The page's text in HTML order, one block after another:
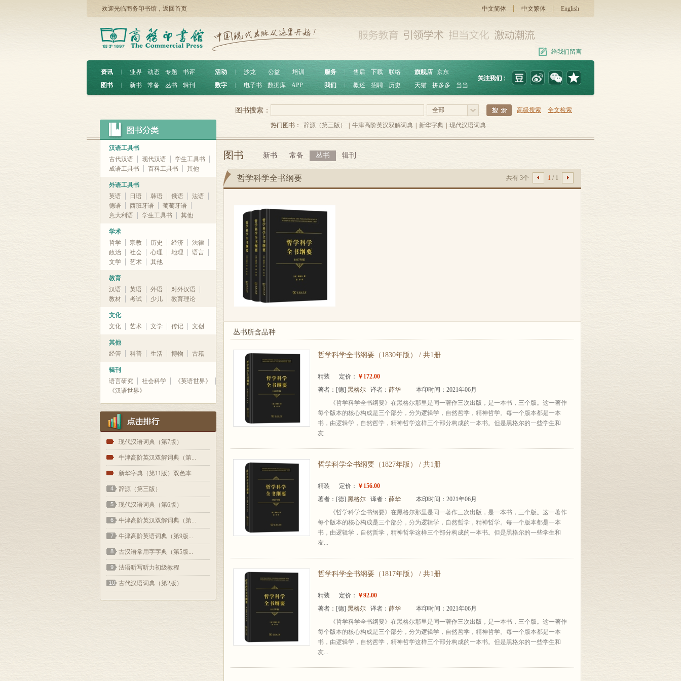
欢迎光临商务印书馆， 返回首页 中文简体 中文繁体 English
给我们留言
资讯 ︱ 业界 动态 专题
书评
图书
︱ 新书 常备 丛书 辑刊
活动 沙龙 公益
培训
数字
电子书 数据库 APP
服务 ︱ 售后 下载
联络
我们
概述 招聘 历史
旗舰店 京东
天猫
拼多多 当当
汉语工具书
古代汉语
现代汉语
学生工具书
成语工具书
百科工具书 其他
外语工具书
英语
日语 韩语 俄语
法语
德语
西班牙语
葡萄牙语
意大利语
学生工具书 其他
学术
哲学
宗教 历史 经济
法律
政治
社会 心理 地理
语言
文学
艺术 其他
教育
汉语
英语 外语
对外汉语
教材
考试 少儿 教育理论
文化
文化
艺术 文学 传记 文创
其他
经管
科普 生活 博物 古籍
辑刊
语言研究
社会科学
《英语世界》
《汉语世界》
1 现代汉语词典（第7版）
2 牛津高阶英汉双解词典（第...
3 新华字典（第11版）双色本
4 辞源（第三版）
5 现代汉语词典（第6版）
6 牛津高阶英汉双解词典（第...
7 牛津高阶英语词典（第9版...
8 古汉语常用字字典（第5版...
9 法语听写听力初级教程
10 古代汉语词典（第2版）
全部 高级搜索 全文检索
图书搜索：
热门图书： 辞源（第三版） 牛津高阶英汉双解词典 新华字典 现代汉语词典
图书 新书 常备 丛书 辑刊
哲学科学全书纲要 共有 3个 1 / 1
丛书所含品种
哲学科学全书纲要（1830年版） / 共1册
精装 定价： ￥172.00
著者： [德] 黑格尔 译者： 薛华
本印时间：2021年06月
《哲学科学全书纲要》在黑格尔那里是同一著作三次出版，是一本书，三个版。这一著作
每个版本的核心构成是三个部分，分为逻辑学，自然哲学，精神哲学。每一个版本都是一本
书，由逻辑学，自然哲学，精神哲学这样三个部分构成的一本书。但是黑格尔的一些学生和
友...
哲学科学全书纲要（1827年版） / 共1册
精装 定价： ￥156.00
著者： [德] 黑格尔 译者： 薛华
本印时间：2021年06月
《哲学科学全书纲要》在黑格尔那里是同一著作三次出版，是一本书，三个版。这一著作
每个版本的核心构成是三个部分，分为逻辑学，自然哲学，精神哲学。每一个版本都是一本
书，由逻辑学，自然哲学，精神哲学这样三个部分构成的一本书。但是黑格尔的一些学生和
友...
哲学科学全书纲要（1817年版） / 共1册
精装 定价： ￥92.00
著者： [德] 黑格尔 译者： 薛华
本印时间：2021年06月
《哲学科学全书纲要》在黑格尔那里是同一著作三次出版，是一本书，三个版。这一著作
每个版本的核心构成是三个部分，分为逻辑学，自然哲学，精神哲学。每一个版本都是一本
书，由逻辑学，自然哲学，精神哲学这样三个部分构成的一本书。但是黑格尔的一些学生和
友...